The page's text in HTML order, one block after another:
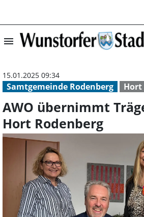
menu
Samtgemeinde Rodenberg Hort
15.01.2025 09:34
AWO übernimmt
Hort Rodenberg